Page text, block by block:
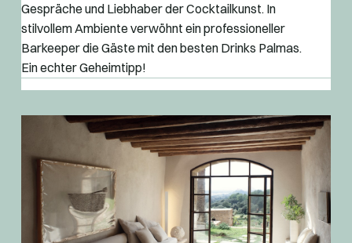
Gespräche und Liebhaber der Cocktailkunst. In
stilvollem Ambiente verwöhnt ein professioneller
Barkeeper die Gäste mit den besten Drinks Palmas.
Ein echter Geheimtipp!